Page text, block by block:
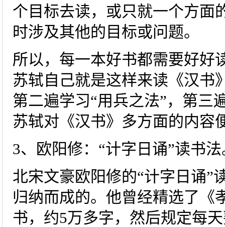
个目标去读，或只就一个方面
时涉及其他的目标或问题。
所以，每一本好书都需要好好
苏轼自己就是这样来读《汉书
第二遍学习“用兵之法”，第三
苏轼对《汉书》多方面的内容
3、欧阳修：“计字日诵”读书法
北宋文豪欧阳修的“计字日诵”
归纳而成的。他曾经精选了《
书，约5万多字，然后规定每